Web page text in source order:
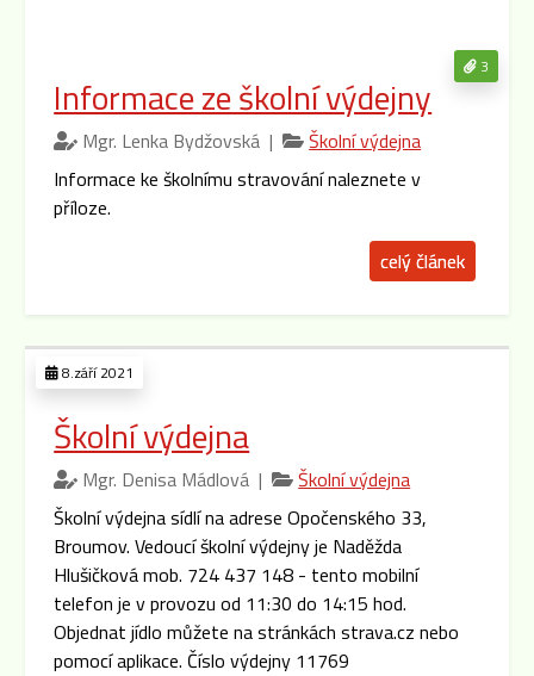
3
Informace ze školní výdejny
Mgr. Lenka Bydžovská |
Školní výdejna
Informace ke školnímu stravování naleznete v
příloze.
celý článek
8.září 2021
Školní výdejna
Mgr. Denisa Mádlová |
Školní výdejna
Školní výdejna sídlí na adrese Opočenského 33,
Broumov. Vedoucí školní výdejny je Naděžda
Hlušičková mob. 724 437 148 - tento mobilní
telefon je v provozu od 11:30 do 14:15 hod.
Objednat jídlo můžete na stránkách strava.cz nebo
pomocí aplikace. Číslo výdejny 11769